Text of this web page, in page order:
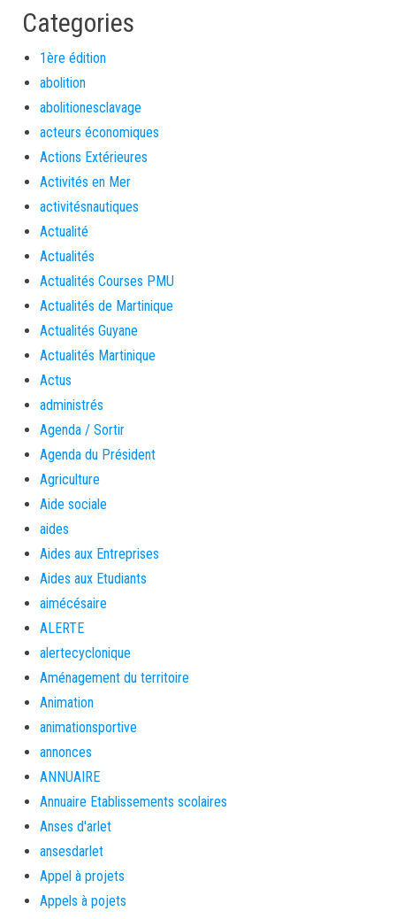
Categories
1ère édition
abolition
abolitionesclavage
acteurs économiques
Actions Extérieures
Activités en Mer
activitésnautiques
Actualité
Actualités
Actualités Courses PMU
Actualités de Martinique
Actualités Guyane
Actualités Martinique
Actus
administrés
Agenda / Sortir
Agenda du Président
Agriculture
Aide sociale
aides
Aides aux Entreprises
Aides aux Etudiants
aimécésaire
ALERTE
alertecyclonique
Aménagement du territoire
Animation
animationsportive
annonces
ANNUAIRE
Annuaire Etablissements scolaires
Anses d'arlet
ansesdarlet
Appel à projets
Appels à pojets